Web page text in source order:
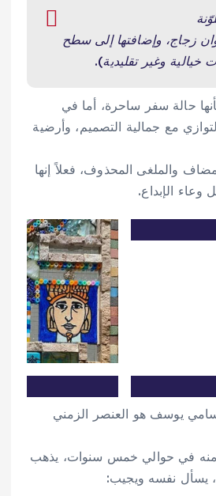
زجاج، وإضافتها إلى سطح
خيالية وغير تقليدية).
حالة سفر ساحرة، أما في
مع جمالية التصميم، وأرضية
والملغى المحذوف، فعلاً إنها
الإبداع.
يوسف هو العنصر الزمني
منه في حوالي خمس سنوات، يذهب
يسأل نفسه ويجيب: